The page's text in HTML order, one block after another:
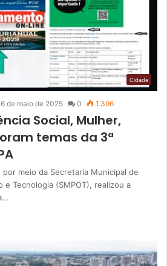
Cidade
de maio de 2025 0 1.396
Social, Mulher,
temas da 3ª
meio da Secretaria Municipal de
e Tecnologia (SMPOT), realizou a